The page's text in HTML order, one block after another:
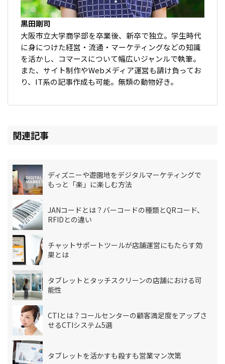
黒田剛司
大阪市立大学商学部を卒業後、新卒で独立。学生時代
に身につけた経営・流通・マーケティングなどの知識
を活かし、コマースについて幅広いジャンルで執筆。
また、サイト制作やWebメディア運営も請け負ってお
り、IT系の記事作成も可能。無類の動物好き。
関連記事
ディズニーや遊園地をデジタルマーケティングで
もっと「楽」に楽しむ方法
JANコードとは？バーコードの種類とQRコード、
RFIDとの違い
チャットサポートツールが店舗運営にもたらす効
果とは
タブレットとタッチスクリーンの店舗における可
能性
CTIとは？コールセンターの顧客満足度をアップさ
せるCTIシステム5選
タブレットを活かすも殺すも営業マン次第